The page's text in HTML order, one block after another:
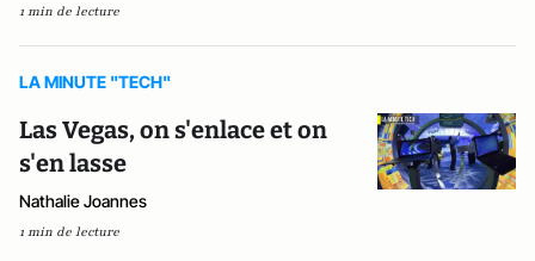
1 min de lecture
LA MINUTE "TECH"
Las Vegas, on s'enlace et on
s'en lasse
Nathalie Joannes
1 min de lecture